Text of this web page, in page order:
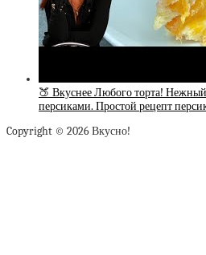
🍑 Вкуснее Любого торта!
персиками. Простой рецепт
Copyright © 2026 Вкусно!